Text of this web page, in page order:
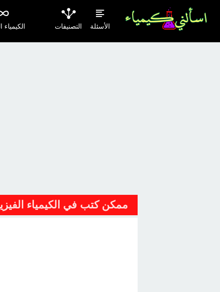
الأسئلة التصنيفات
ممكن كتب في الكيمياء